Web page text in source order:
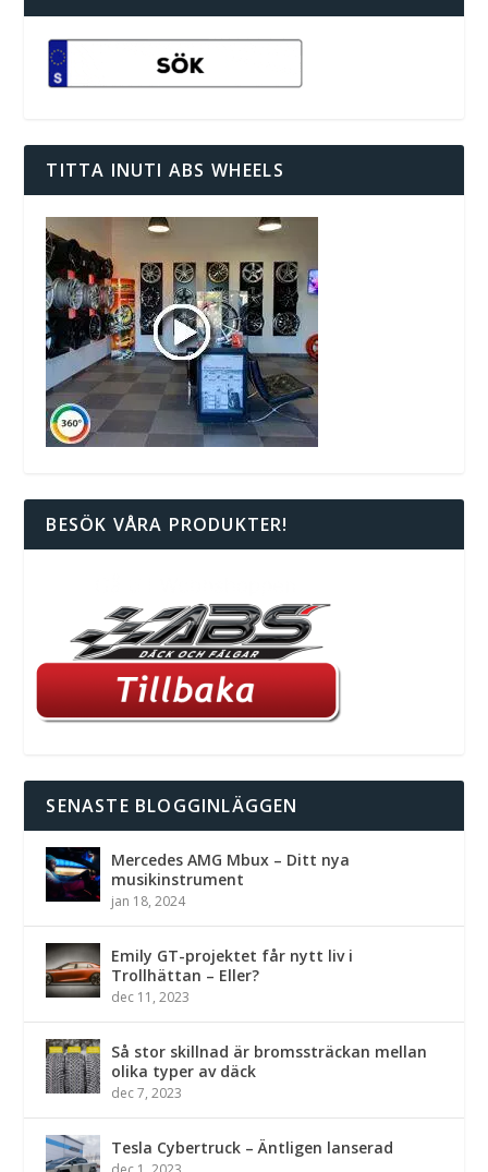
TITTA INUTI ABS WHEELS
BESÖK VÅRA PRODUKTER!
SENASTE BLOGGINLÄGGEN
Mercedes AMG Mbux – Ditt nya
musikinstrument
jan 18, 2024
Emily GT-projektet får nytt liv i
Trollhättan – Eller?
dec 11, 2023
Så stor skillnad är bromssträckan mellan
olika typer av däck
dec 7, 2023
Tesla Cybertruck – Äntligen lanserad